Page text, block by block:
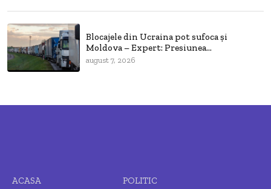
Blocajele din Ucraina pot sufoca și
Moldova – Expert: Presiunea...
august 7, 2026
ACASA POLITIC